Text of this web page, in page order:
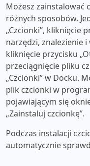
Możesz zainstalować
różnych sposobów.
„Czcionki”, kliknięcie
narzędzi, znalezienie
kliknięcie przycisku
przeciągnięcie pliku
„Czcionki” w Docku.
plik czcionki w
pojawiającym się
„Zainstaluj czcionkę”.
Podczas instalacji
automatycznie